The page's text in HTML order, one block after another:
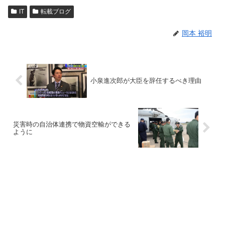
IT 転載ブログ
岡本 裕明
小泉進次郎が大臣を辞任するべき理由
災害時の自治体連携で物資空輸ができる
ように